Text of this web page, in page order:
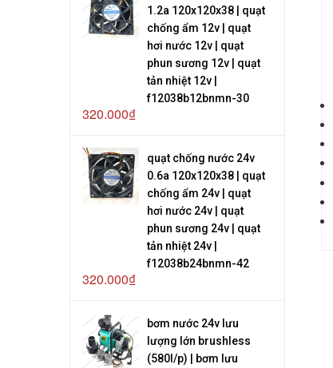
1.2a 120x120x38 | quạt
chống ẩm 12v | quạt
hơi nước 12v | quạt
phun sương 12v | quạt
tản nhiệt 12v |
f12038b12bnmn-30
320.000₫
quạt chống nước 24v
0.6a 120x120x38 | quạt
chống ẩm 24v | quạt
hơi nước 24v | quạt
phun sương 24v | quạt
tản nhiệt 24v |
f12038b24bnmn-42
320.000₫
bơm nước 24v lưu
lượng lớn brushless
(580l/p) | bơm lưu